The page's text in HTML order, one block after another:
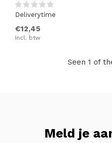
Deliverytime
€12,45
Incl. btw
Seen 1 of
Meld je